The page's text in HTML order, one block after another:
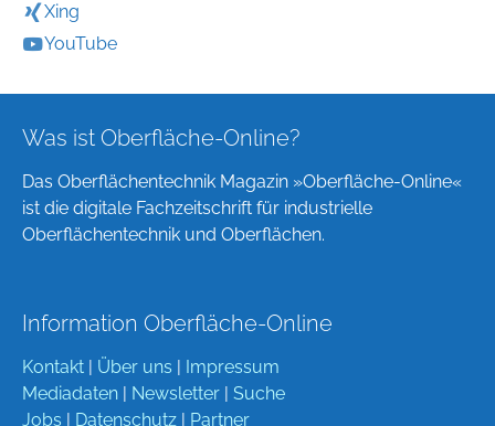
Xing
YouTube
Was ist Oberfläche-Online?
Das Oberflächentechnik Magazin »Oberfläche-Online«
ist die digitale Fachzeitschrift für industrielle
Oberflächentechnik und Oberflächen.
Information Oberfläche-Online
Kontakt Über uns
Impressum
Mediadaten
Newsletter
Suche
Jobs
Datenschutz Partner